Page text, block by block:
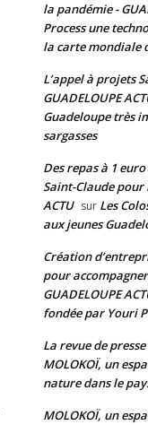
la pandémie -
Process une
la carte mondiale
L’appel à projets
GUADELOUPE
Guadeloupe très
sargasses
Des repas à 1
Saint-Claude pour
ACTU sur Les
aux jeunes
Création
pour
GUADELOUPE
fondée par Youri
La revue de
MOLOKOÏ, un
nature dans le
MOLOKOÏ, un